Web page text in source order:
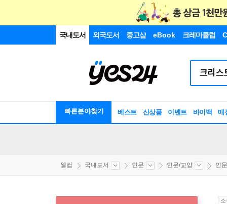
국내도서 외국도서 중고샵 eBook 크레마클럽
빠른분야찾기 베스트 신상품 이벤트 바이백 매
웰컴 국내도서 인문 인문/교양 인